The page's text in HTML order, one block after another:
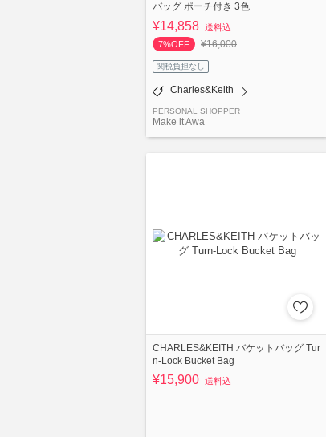
バッグ ポーチ付き 3色
¥14,858 送料込
7%OFF
¥16,000
関税負担なし
Charles&Keith
PERSONAL SHOPPER
Make it Awa
CHARLES&KEITH バケットバッグ Tur
n-Lock Bucket Bag
¥15,900 送料込